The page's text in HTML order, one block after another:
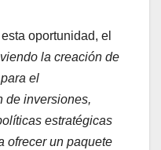
oportunidad, el
la creación de
el
de inversiones,
estratégicas
ofrecer un paquete